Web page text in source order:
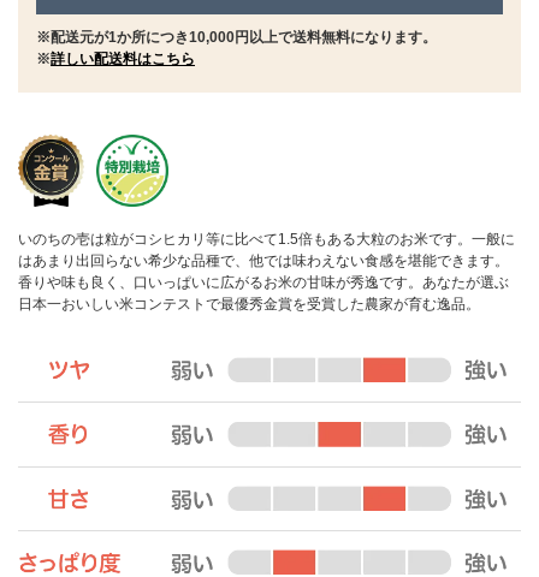
※配送元が1か所につき10,000円以上で送料無料になります。
※詳しい配送料はこちら
いのちの壱は粒がコシヒカリ等に比べて1.5倍もある大粒のお米です。一般に
はあまり出回らない希少な品種で、他では味わえない食感を堪能できます。
香りや味も良く、口いっぱいに広がるお米の甘味が秀逸です。あなたが選ぶ
日本一おいしい米コンテストで最優秀金賞を受賞した農家が育む逸品。